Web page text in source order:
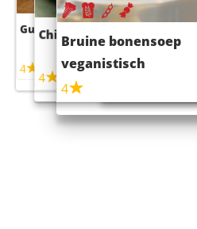
Guacamole
4
Chili con carne
4
Bruine bonensoep
veganistisch
4
Sushi rijstsalade
maaltijdsalade
4